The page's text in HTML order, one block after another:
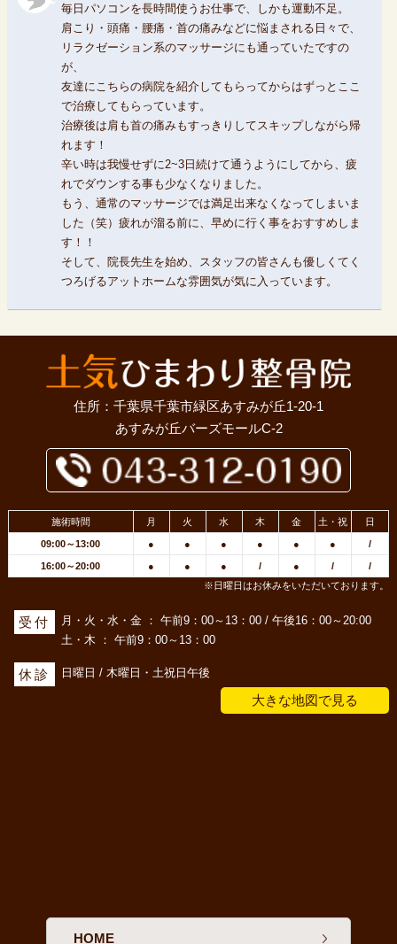
毎日パソコンを長時間使うお仕事で、しかも運動不足。
肩こり・頭痛・腰痛・首の痛みなどに悩まされる日々で、
リラクゼーション系のマッサージにも通っていたですの
が、
友達にこちらの病院を紹介してもらってからはずっとここ
で治療してもらっています。
治療後は肩も首の痛みもすっきりしてスキップしながら帰
れます！
辛い時は我慢せずに2~3日続けて通うようにしてから、疲
れでダウンする事も少なくなりました。
もう、通常のマッサージでは満足出来なくなってしまいま
した（笑）疲れが溜る前に、早めに行く事をおすすめしま
す！！
そして、院長先生を始め、スタッフの皆さんも優しくてく
つろげるアットホームな雰囲気が気に入っています。
住所：千葉県千葉市緑区あすみが丘1-20-1
あすみが丘バーズモールC-2
施術時間 月 火 水 木 金 土・祝 日
09:00～13:00 ● ● ● ● ● ● /
16:00～20:00 ● ● ● / ● /
/
※日曜日はお休みをいただいております。
受付
月・火・水・金 ： 午前9：00～13：00 / 午後16：00～20:00
土・木 ： 午前9：00～13：00
休診 日曜日 / 木曜日・土祝日午後
大きな地図で見る
HOME